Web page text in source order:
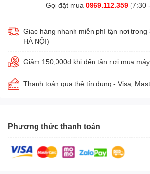
Gọi đặt mua 0969.112.359 (7:30
Giao hàng nhanh miễn phí tận nơi trong
HÀ NỘI)
Giảm 150,000đ khi đến tận nơi mua
Thanh toán qua thẻ tín dụng - Visa,
Phương thức thanh toán